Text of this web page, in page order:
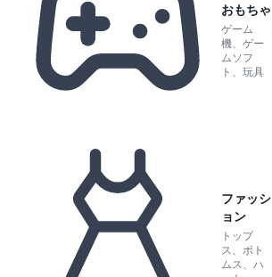
おもちゃ
ゲーム
機、ゲー
ムソフ
ト、玩具
ファッシ
ョン
トップ
ス、ボト
ムス、ハ